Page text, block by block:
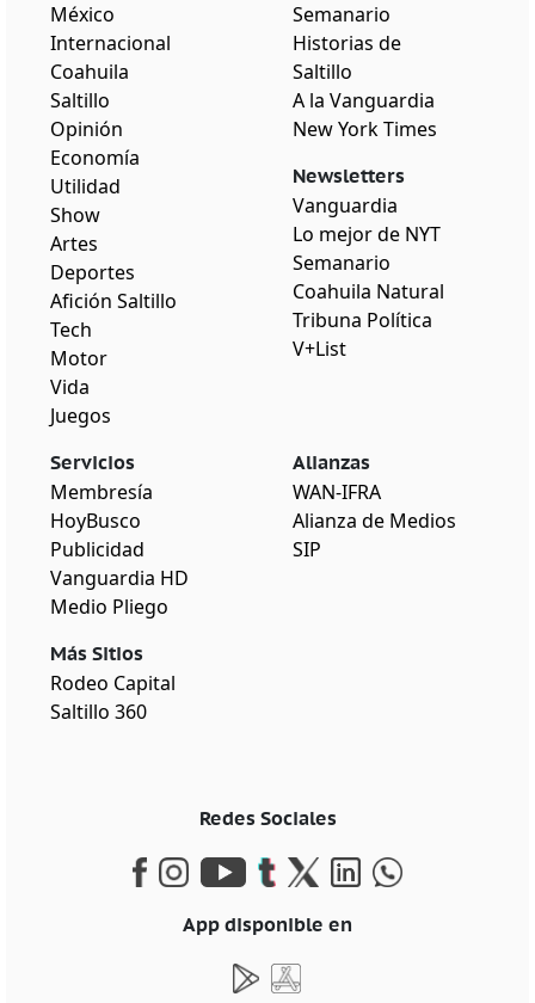
México
Internacional
Coahuila
Saltillo
Opinión
Economía
Utilidad
Show
Artes
Deportes
Afición Saltillo
Tech
Motor
Vida
Juegos
Semanario
Historias de
Saltillo
A la Vanguardia
New York Times
Newsletters
Vanguardia
Lo mejor de NYT
Semanario
Coahuila Natural
Tribuna Política
V+List
Servicios
Membresía
HoyBusco
Publicidad
Vanguardia HD
Medio Pliego
Más Sitios
Rodeo Capital
Saltillo 360
Alianzas
WAN-IFRA
Alianza de Medios
SIP
Redes Sociales
App disponible en